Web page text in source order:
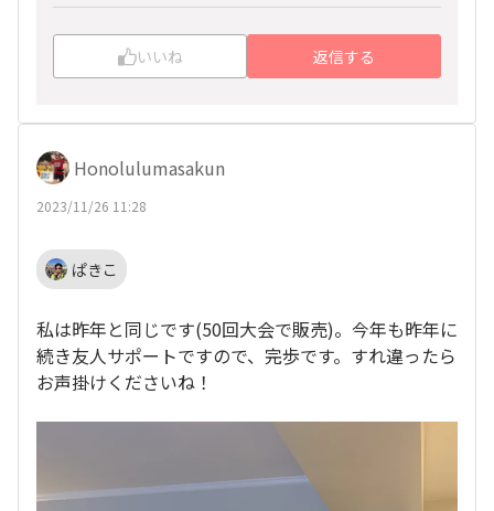
した！
いいね 返信する
Honolulumasakun
2023/11/26 11:28
ぱきこ
私は昨年と同じです(50回大会で販売)。今年も昨年に
続き友人サポートですので、完歩です。すれ違ったら
お声掛けくださいね！